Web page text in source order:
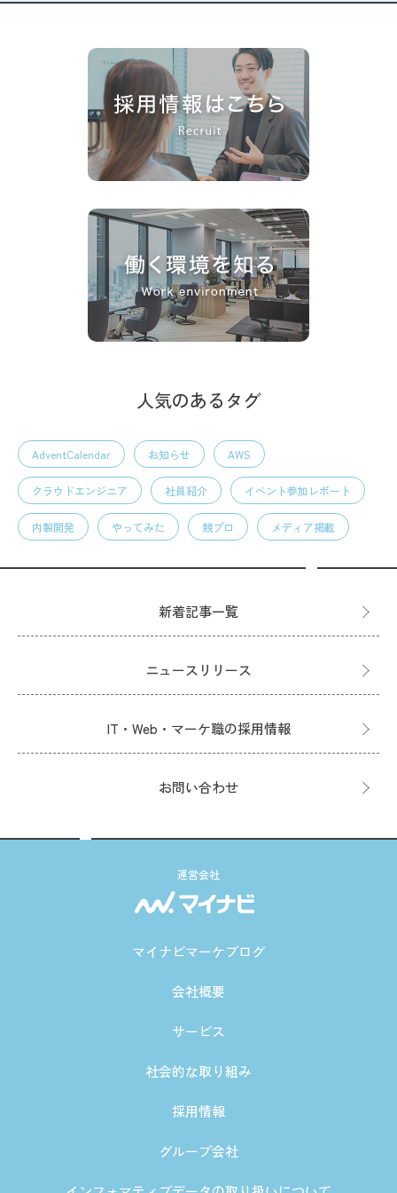
人気のあるタグ
AdventCalendar お知らせ AWS
クラウドエンジニア 社員紹介 イベント参加レポート
内製開発 やってみた 競プロ メディア掲載
新着記事一覧
ニュースリリース
IT・Web・マーケ職の採用情報
お問い合わせ
運営会社
マイナビマーケブログ
会社概要
サービス
社会的な取り組み
採用情報
グループ会社